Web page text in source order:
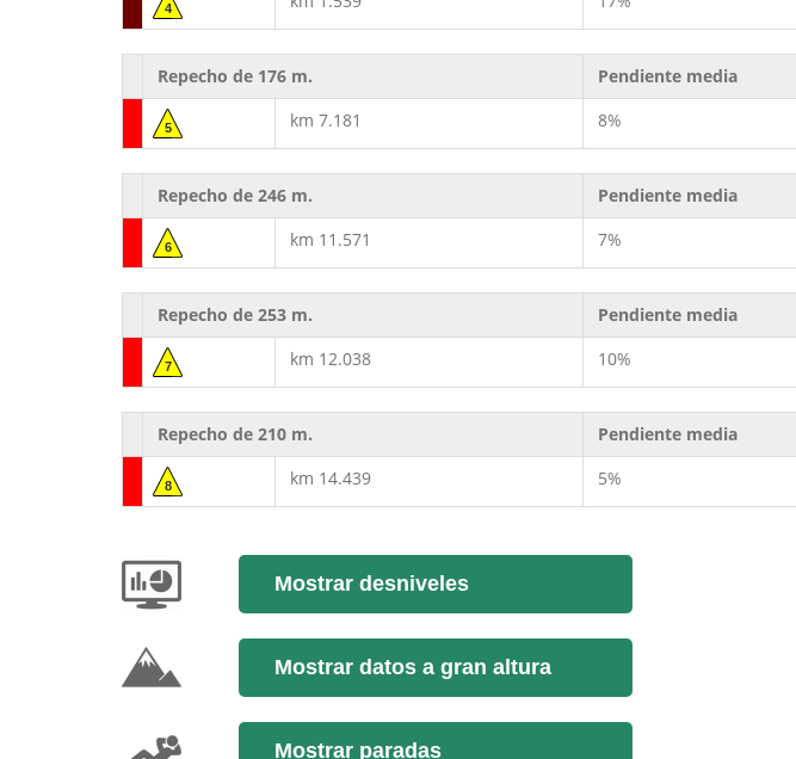
4
Repecho de 176 m. Pendiente media
5 km 7.181 8%
Repecho de 246 m. Pendiente media
6 km 11.571 7%
Repecho de 253 m. Pendiente media
7 km 12.038 10%
Repecho de 210 m. Pendiente media
8 km 14.439 5%
Mostrar desniveles
Mostrar datos a gran altura
Mostrar paradas